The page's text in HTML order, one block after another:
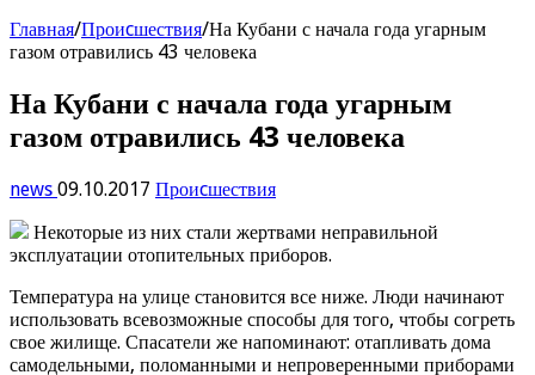
Главная/Проиcшествия/На Кубани с начала года угарным
газом отравились 43 человека
На Кубани с начала года угарным
газом отравились 43 человека
news 09.10.2017 Проиcшествия
Некоторые из них стали жертвами неправильной
эксплуатации отопительных приборов.
Температура на улице становится все ниже. Люди начинают
использовать всевозможные способы для того, чтобы согреть
свое жилище. Спасатели же напоминают: отапливать дома
самодельными, поломанными и непроверенными приборами